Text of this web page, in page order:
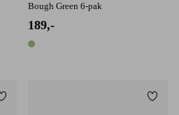
Bough Green 6-pak
189,-
1 farve
Tilføj til favoritter